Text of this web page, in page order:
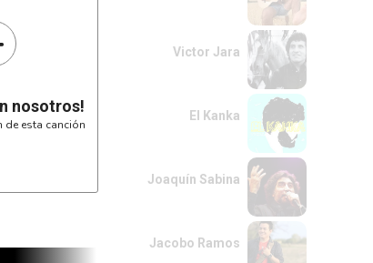
nosotros!
de esta canción
Victor Jara
El Kanka
Joaquín Sabina
Jacobo Ramos